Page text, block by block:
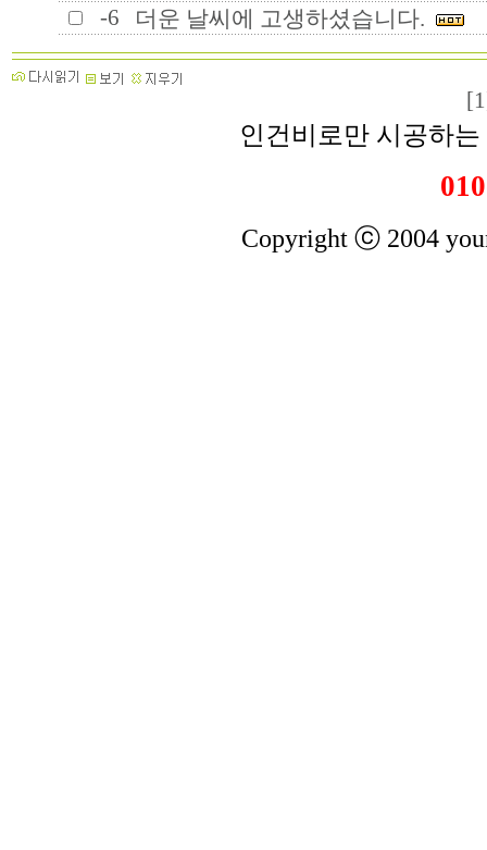
-6
더운 날씨에 고생하셨습니다.
인건비로만 시공하
Copyright ⓒ 2004